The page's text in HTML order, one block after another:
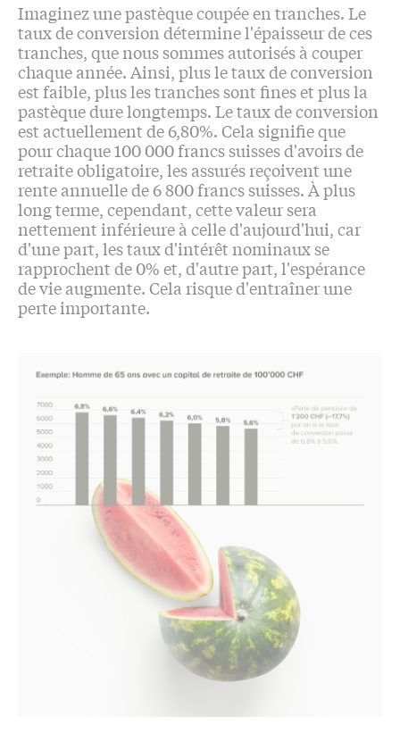
Imaginez une pastèque coupée en tranches. Le
taux de conversion détermine l'épaisseur de ces
tranches, que nous sommes autorisés à couper
chaque année. Ainsi, plus le taux de conversion
est faible, plus les tranches sont fines et plus la
pastèque dure longtemps. Le taux de conversion
est actuellement de 6,80%. Cela signifie que
pour chaque 100 000 francs suisses d'avoirs de
retraite obligatoire, les assurés reçoivent une
rente annuelle de 6 800 francs suisses. À plus
long terme, cependant, cette valeur sera
nettement inférieure à celle d'aujourd'hui, car
d'une part, les taux d'intérêt nominaux se
rapprochent de 0% et, d'autre part, l'espérance
de vie augmente. Cela risque d'entraîner une
perte importante.